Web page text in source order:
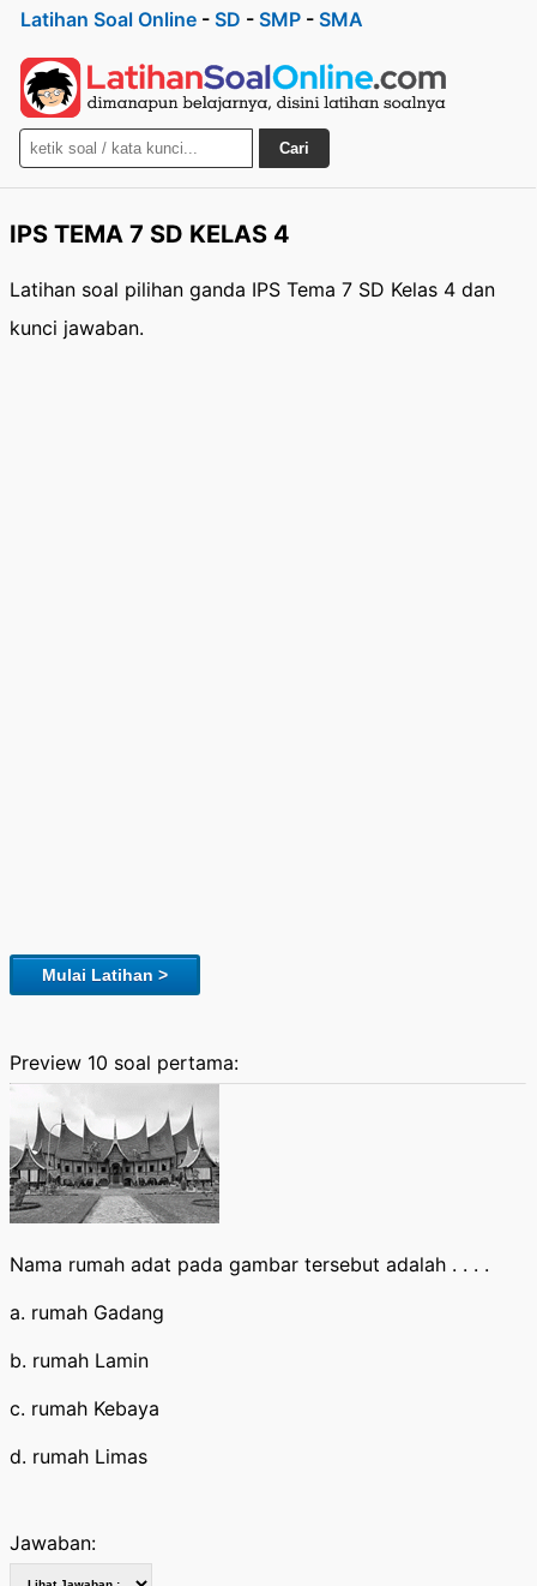
Latihan Soal Online - SD - SMP - SMA
Cari
IPS TEMA 7 SD KELAS 4
Latihan soal pilihan ganda IPS Tema 7 SD Kelas 4 dan
kunci jawaban.
Mulai Latihan >
Preview 10 soal pertama:
Nama rumah adat pada gambar tersebut adalah . . . .
a. rumah Gadang
b. rumah Lamin
c. rumah Kebaya
d. rumah Limas
Jawaban: